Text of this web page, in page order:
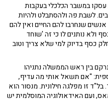
עסקו במשבר הכלכלי בעקבות
לשבת פה ולהסתבלט ולהיות
שנחרבו להם החיים ואין להם
ולא נותנים לו כי זה 'שוחד
כסף בדיוק למי שלא צריך וטוב
בין ראש הממשלה נתניהו
"אם תשאל אותי מה עדיף,
זו מפלגה חילונית. מנסור הוא
ועם האידאולוגיה המוסלמית יש